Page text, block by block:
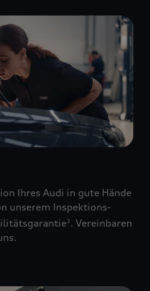
Ihres Audi in gute Hände
unserem Inspektions-
3 . Vereinbaren